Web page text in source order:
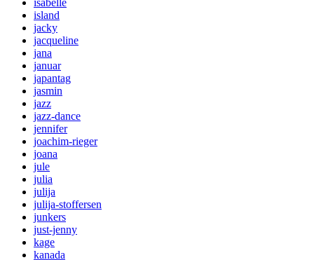
island
jacky
jacqueline
jana
januar
japantag
jasmin
jazz
jazz-dance
jennifer
joachim-rieger
joana
jule
julia
julija
julija-stoffersen
junkers
just-jenny
kage
kanada